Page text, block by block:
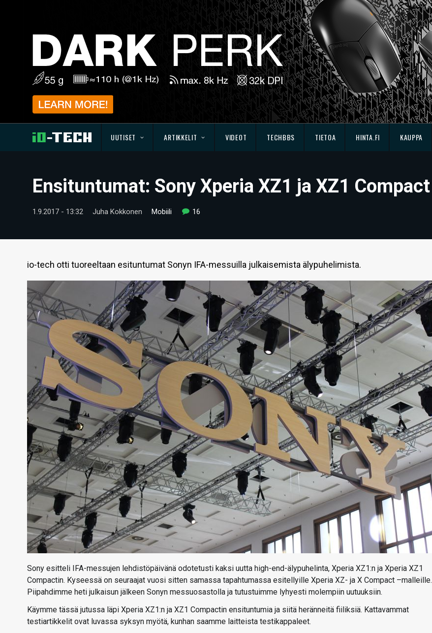
UUTISET ARTIKKELIT VIDEOT TECHBBS TIETOA HINTA.FI KAUPPA
Ensituntumat: Sony Xperia XZ1 ja XZ1 Compact
1.9.2017 - 13:32 Juha Kokkonen Mobiili 16
io-tech otti tuoreeltaan esituntumat Sonyn IFA-messuilla julkaisemista älypuhelimista.
Sony esitteli IFA-messujen lehdistöpäivänä odotetusti kaksi uutta high-end-älypuhelinta, Xperia XZ1:n ja Xperia XZ1
Compactin. Kyseessä on seuraajat vuosi sitten samassa tapahtumassa esitellyille Xperia XZ- ja X Compact –malleille.
Piipahdimme heti julkaisun jälkeen Sonyn messuosastolla ja tutustuimme lyhyesti molempiin uutuuksiin.
Käymme tässä jutussa läpi Xperia XZ1:n ja XZ1 Compactin ensituntumia ja siitä heränneitä fiiliksiä. Kattavammat
testiartikkelit ovat luvassa syksyn myötä, kunhan saamme laitteista testikappaleet.